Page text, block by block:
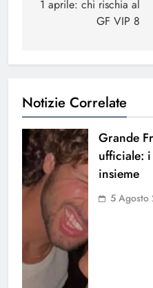
1 aprile: chi rischia al
GF VIP 8
Notizie Correlate
Grande
ufficiale:
insieme
5 Agosto